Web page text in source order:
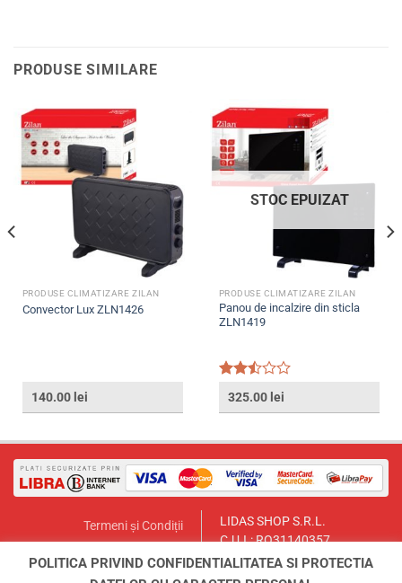
PRODUSE SIMILARE
PRODUSE CLIMATIZARE ZILAN
Convector Lux ZLN1426
140.00 lei
STOC EPUIZAT
PRODUSE CLIMATIZARE ZILAN
Panou de incalzire din sticla
ZLN1419
Evaluat
la
2.50
325.00 lei
Termeni și Condiții
Contact
LIDAS SHOP S.R.L.
C.U.I.: RO31140357
București, Sector 1, Str. Lt.Col.
POLITICA PRIVIND CONFIDENTIALITATEA SI PROTECTIA